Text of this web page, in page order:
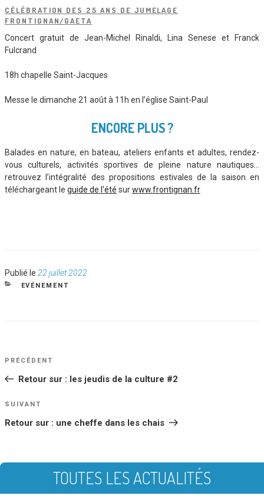
CÉLÉBRATION DES 25 ANS DE JUMELAGE
FRONTIGNAN/GAETA
Concert gratuit de Jean-Michel Rinaldi, Lina Senese et Franck
Fulcrand
18h chapelle Saint-Jacques
Messe le dimanche 21 août à 11h en l’église Saint-Paul
ENCORE PLUS ?
Balades en nature, en bateau, ateliers enfants et adultes, rendez-
vous culturels, activités sportives de pleine nature nautiques…
retrouvez l’intégralité des propositions estivales de la saison en
téléchargeant le guide de l’été surwww.frontignan.fr
Publié le Publié
le
22 juillet 2022
CATÉGORIES
EVÉNEMENT
NAVIGATION
DE
Article
PRÉCÉDENT
Retour sur : les jeudis de la culture #2
Article
SUIVANT
Retour sur : une cheffe dans les chais
TOUTES LES ACTUALITÉS